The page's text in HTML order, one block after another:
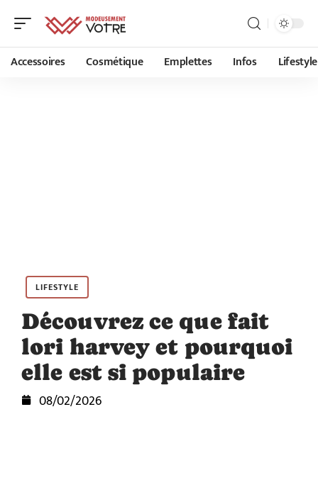
Accessoires Cosmétique Emplettes Infos Lifestyle
LIFESTYLE
Découvrez ce que fait
lori harvey et pourquoi
elle est si populaire
08/02/2026